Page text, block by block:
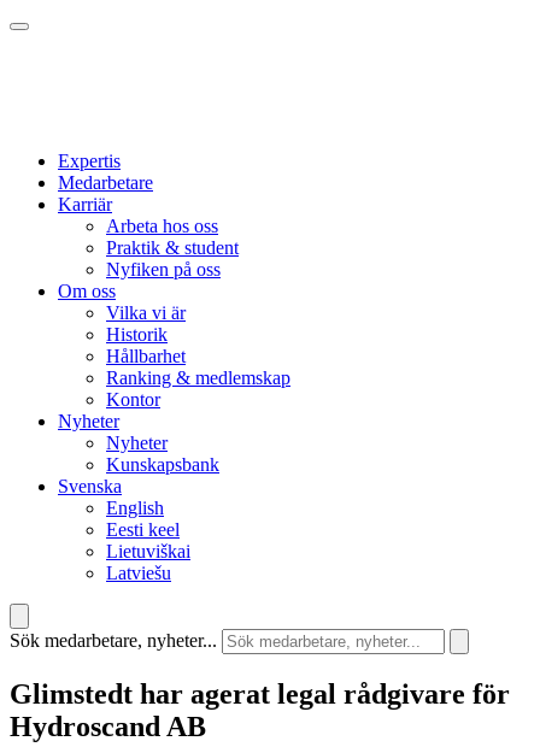
Expertis
Medarbetare
Karriär
Arbeta hos oss
Praktik & student
Nyfiken på oss
Om oss
Vilka vi är
Historik
Hållbarhet
Ranking & medlemskap
Kontor
Nyheter
Nyheter
Kunskapsbank
Svenska
English
Eesti keel
Lietuviškai
Latviešu
Sök medarbetare, nyheter...
Glimstedt har agerat legal rådgivare för
Hydroscand AB